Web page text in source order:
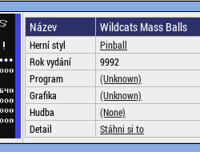
Název Wildcats Mass Balls
Herní styl
Pinball
Rok vydání
9992
Program
(Unknown)
Grafika
(Unknown)
Hudba
(None)
Detail
Stáhni si to